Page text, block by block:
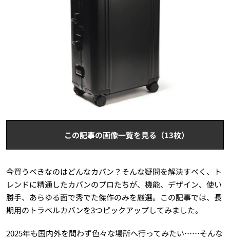
この記事の画像一覧を見る（13枚）
今買うべきなのはどんなカバン？そんな疑問を解決すべく、ト
レンドに精通したカバンのプロたちが、機能、デザイン、使い
勝手、あらゆる面で秀でた傑作のみを厳選。この記事では、長
期用のトラベルカバンを3つピックアップしてみました。
2025年も国内外を問わず色々な場所へ行ってみたい……そんな